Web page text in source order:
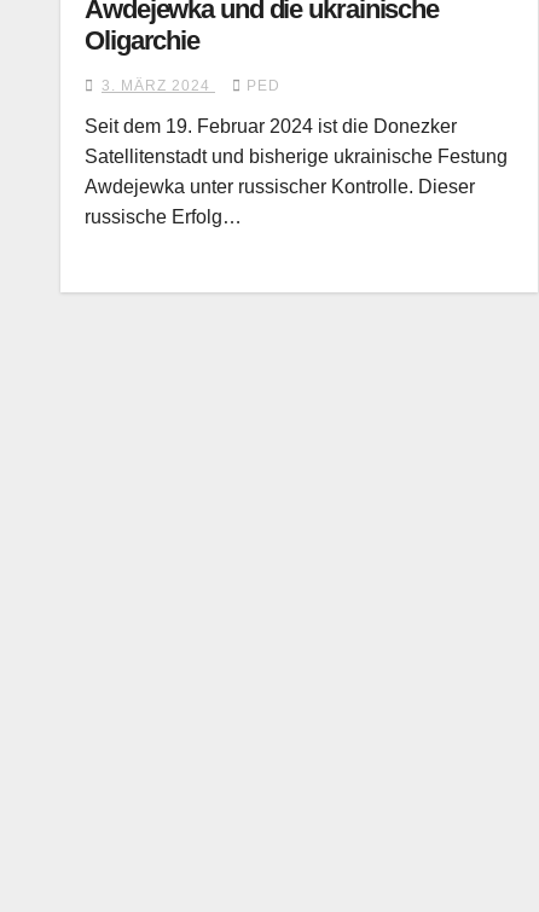
Awdejewka und die ukrainische
Oligarchie
3. MÄRZ 2024 PED
Seit dem 19. Februar 2024 ist die Donezker
Satellitenstadt und bisherige ukrainische Festung
Awdejewka unter russischer Kontrolle. Dieser
russische Erfolg…